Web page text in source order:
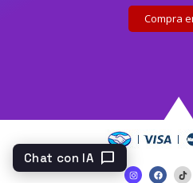
Compra
Chat con IA chat_bubble